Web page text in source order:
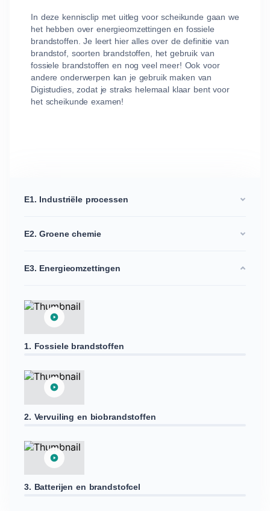
In deze kennisclip met uitleg voor scheikunde gaan we
het hebben over energieomzettingen en fossiele
brandstoffen. Je leert hier alles over de definitie van
brandstof, soorten brandstoffen, het gebruik van
fossiele brandstoffen en nog veel meer! Ook voor
andere onderwerpen kan je gebruik maken van
Digistudies, zodat je straks helemaal klaar bent voor
het scheikunde examen!
E1. Industriële processen
E2. Groene chemie
E3. Energieomzettingen
1. Fossiele brandstoffen
2. Vervuiling en biobrandstoffen
3. Batterijen en brandstofcel